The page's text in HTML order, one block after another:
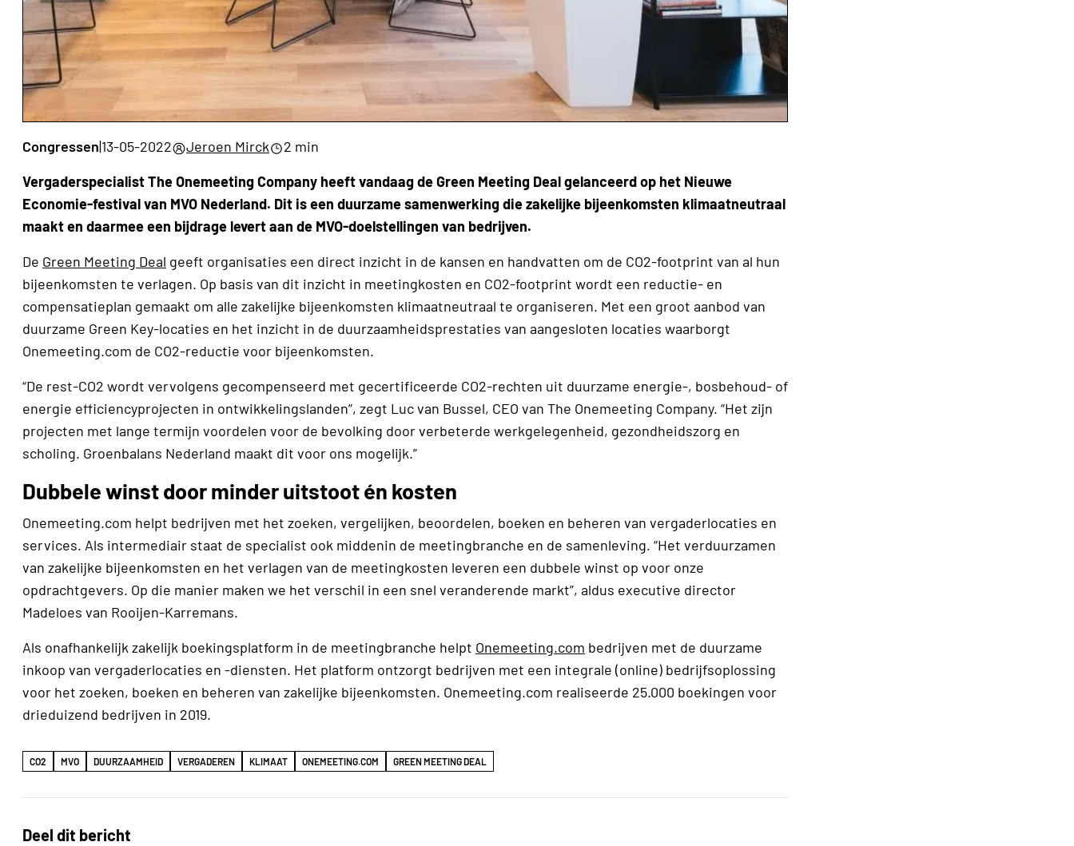
Congressen|13-05-2022 Jeroen Mirck
2 min
Vergaderspecialist The Onemeeting Company heeft vandaag de Green Meeting Deal gelanceerd op het Nieuwe
Economie-festival van MVO Nederland. Dit is een duurzame samenwerking die zakelijke bijeenkomsten klimaatneutraal
maakt en daarmee een bijdrage levert aan de MVO-doelstellingen van bedrijven.
De Green Meeting Deal geeft organisaties een direct inzicht in de kansen en handvatten om de CO2-footprint van al hun
bijeenkomsten te verlagen. Op basis van dit inzicht in meetingkosten en CO2-footprint wordt een reductie- en
compensatieplan gemaakt om alle zakelijke bijeenkomsten klimaatneutraal te organiseren. Met een groot aanbod van
duurzame Green Key-locaties en het inzicht in de duurzaamheidsprestaties van aangesloten locaties waarborgt
Onemeeting.com de CO2-reductie voor bijeenkomsten.
“De rest-CO2 wordt vervolgens gecompenseerd met gecertificeerde CO2-rechten uit duurzame energie-, bosbehoud- of
energie efficiencyprojecten in ontwikkelingslanden”, zegt Luc van Bussel, CEO van The Onemeeting Company. “Het zijn
projecten met lange termijn voordelen voor de bevolking door verbeterde werkgelegenheid, gezondheidszorg en
scholing. Groenbalans Nederland maakt dit voor ons mogelijk.”
Dubbele winst door minder uitstoot én kosten
Onemeeting.com helpt bedrijven met het zoeken, vergelijken, beoordelen, boeken en beheren van vergaderlocaties en
services. Als intermediair staat de specialist ook middenin de meetingbranche en de samenleving. “Het verduurzamen
van zakelijke bijeenkomsten en het verlagen van de meetingkosten leveren een dubbele winst op voor onze
opdrachtgevers. Op die manier maken we het verschil in een snel veranderende markt”, aldus executive director
Madeloes van Rooijen-Karremans.
Als onafhankelijk zakelijk boekingsplatform in de meetingbranche helpt Onemeeting.com bedrijven met de duurzame
inkoop van vergaderlocaties en -diensten. Het platform ontzorgt bedrijven met een integrale (online) bedrijfsoplossing
voor het zoeken, boeken en beheren van zakelijke bijeenkomsten. Onemeeting.com realiseerde 25.000 boekingen voor
drieduizend bedrijven in 2019.
CO2 MVO DUURZAAMHEID VERGADEREN KLIMAAT ONEMEETING.COM GREEN MEETING DEAL
Deel dit bericht